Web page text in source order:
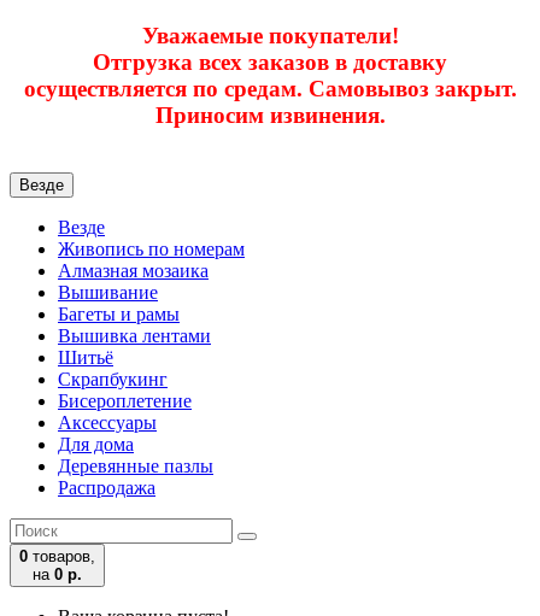
Уважаемые покупатели!
Отгрузка всех заказов в доставку
осуществляется по средам. Самовывоз закрыт.
Приносим извинения.
Везде
Везде
Живопись по номерам
Алмазная мозаика
Вышивание
Багеты и рамы
Вышивка лентами
Шитьё
Скрапбукинг
Бисероплетение
Аксессуары
Для дома
Деревянные пазлы
Распродажа
0 товаров,
на 0 р.